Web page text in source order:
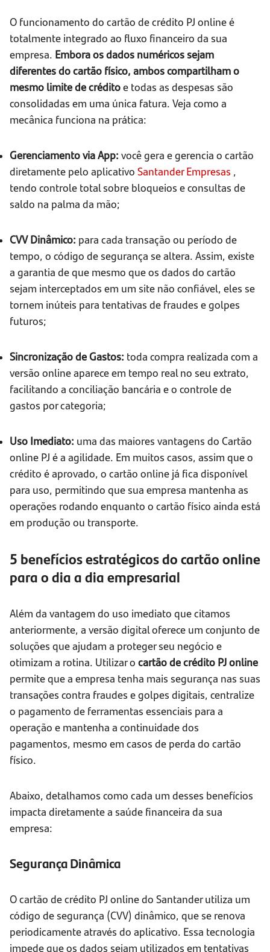
O funcionamento do cartão de crédito PJ online é
totalmente integrado ao fluxo financeiro da sua
empresa. Embora os dados numéricos sejam
diferentes do cartão físico, ambos compartilham o
mesmo limite de créditoe todas as despesas são
consolidadas em uma única fatura. Veja como a
mecânica funciona na prática:
Gerenciamento via App: você gera e gerencia o cartão
diretamente pelo aplicativo Santander Empresas ,
tendo controle total sobre bloqueios e consultas de
saldo na palma da mão;
CVV Dinâmico: para cada transação ou período de
tempo, o código de segurança se altera. Assim, existe
a garantia de que mesmo que os dados do cartão
sejam interceptados em um site não confiável, eles se
tornem inúteis para tentativas de fraudes e golpes
futuros;
Sincronização de Gastos: toda compra realizada com a
versão online aparece em tempo real no seu extrato,
facilitando a conciliação bancária e o controle de
gastos por categoria;
Uso Imediato: uma das maiores vantagens do Cartão
online PJ é a agilidade. Em muitos casos, assim que o
crédito é aprovado, o cartão online já fica disponível
para uso, permitindo que sua empresa mantenha as
operações rodando enquanto o cartão físico ainda está
em produção ou transporte.
5 benefícios estratégicos do cartão online
para o dia a dia empresarial
Além da vantagem do uso imediato que citamos
anteriormente, a versão digital oferece um conjunto de
soluções que ajudam a proteger seu negócio e
otimizam a rotina. Utilizar o cartão de crédito PJ online
permite que a empresa tenha mais segurança nas suas
transações contra fraudes e golpes digitais, centralize
o pagamento de ferramentas essenciais para a
operação e mantenha a continuidade dos
pagamentos, mesmo em casos de perda do cartão
físico.
Abaixo, detalhamos como cada um desses benefícios
impacta diretamente a saúde financeira da sua
empresa:
Segurança Dinâmica
O cartão de crédito PJ online do Santander utiliza um
código de segurança (CVV) dinâmico, que se renova
periodicamente através do aplicativo. Essa tecnologia
impede que os dados sejam utilizados em tentativas